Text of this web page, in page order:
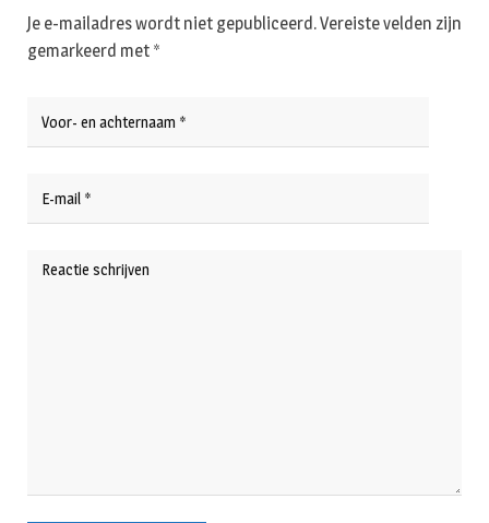
Je e-mailadres wordt niet gepubliceerd.Vereiste velden zijn
gemarkeerd met *